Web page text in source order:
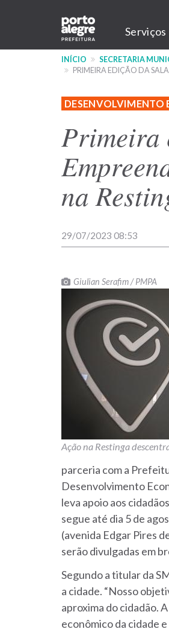
conteúdo
Main
navigation
Serviços
INÍCIO
SECRETARIA
PRIMEIRA EDIÇÃO DA
Primeira
na
29/07/2023 08:53
Giulian Serafim / PMPA
Ação na Restinga
parceria com a
Desenvolvimento
leva apoio aos
segue até dia 5 de
(avenida Edgar Pires
serão divulgadas em
Segundo a titular da
a cidade. “Nosso
aproxima do cidadão.
econômico da cidade